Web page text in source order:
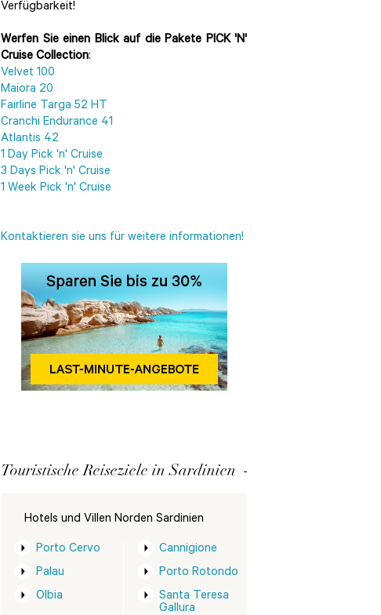
Verfügbarkeit!
Werfen Sie einen Blick auf die Pakete PICK 'N'
Cruise Collection:
Velvet 100
Maiora 20
Fairline Targa 52 HT
Cranchi Endurance 41
Atlantis 42
1 Day Pick 'n' Cruise
3 Days Pick 'n' Cruise
1 Week Pick 'n' Cruise
Kontaktieren sie uns für weitere informationen!
Touristische Reiseziele in Sardinien
Hotels und Villen Norden Sardinien
Porto Cervo
Palau
Olbia
Cannigione
Porto Rotondo
Santa Teresa
Gallura